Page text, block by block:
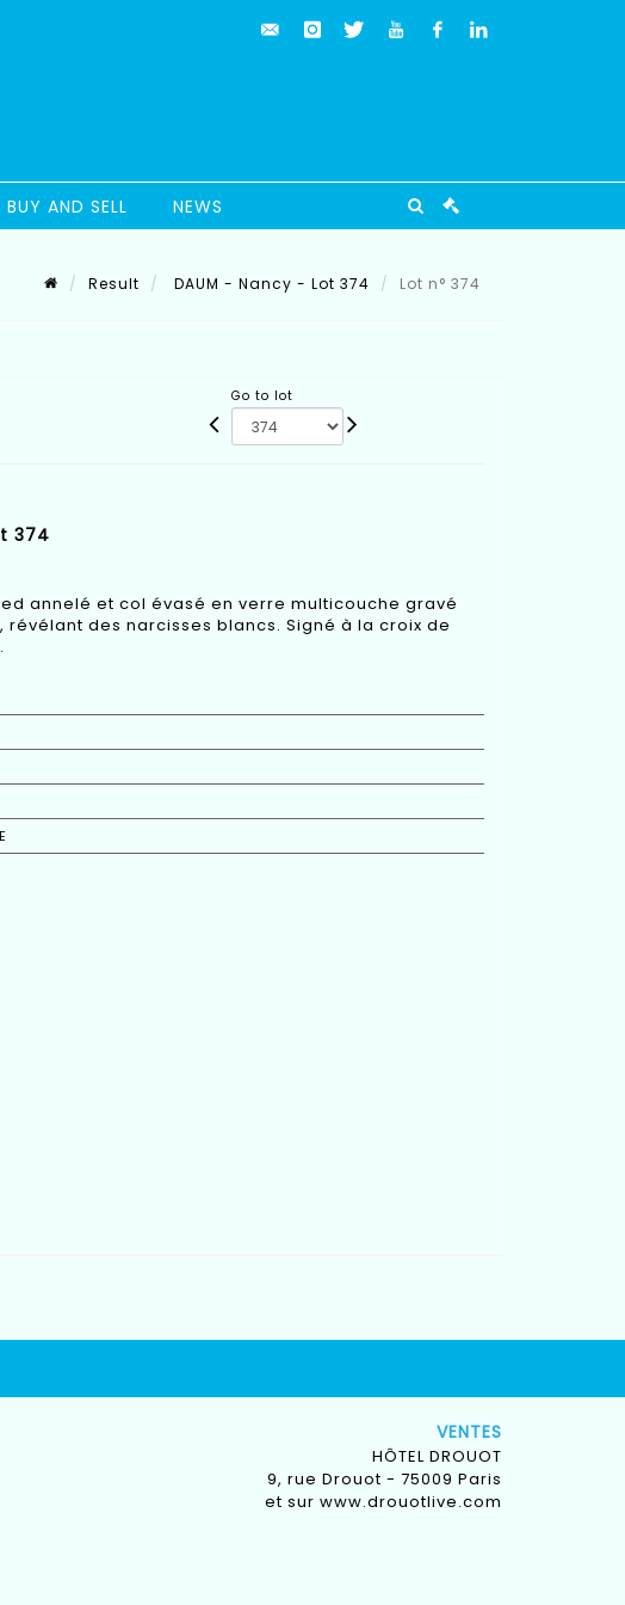
BUY AND SELL NEWS
Result DAUM - Nancy - Lot 374 Lot n° 374
Go to lot
374
annelé et col évasé en verre multicouche gravé
des narcisses blancs. Signé à la croix de
VENTES
HÔTEL DROUOT
9, rue Drouot - 75009 Paris
et sur www.drouotlive.com